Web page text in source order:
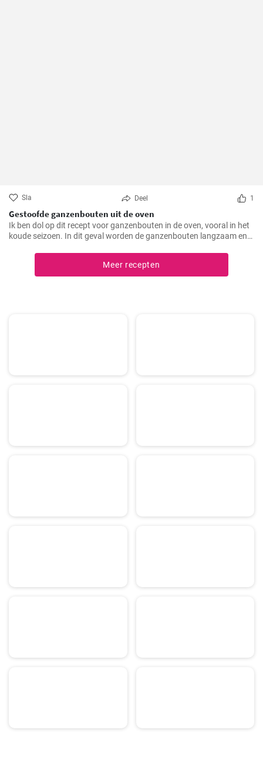
Sla Deel 1
Gestoofde ganzenbouten uit de oven
Ik ben dol op dit recept voor ganzenbouten in de oven, vooral in het
koude seizoen. In dit geval worden de ganzenbouten langzaam en
sappig worden. Een echte traktatie voor het gehemelte en altijd een
hoogtepunt op mijn menu.Meer recepten